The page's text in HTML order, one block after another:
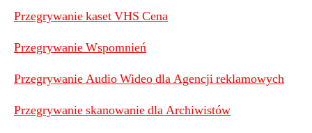
Przegrywanie kaset VHS Cena
Przegrywanie Wspomnień
Przegrywanie Audio Wideo dla Agencji reklamowych
Przegrywanie skanowanie dla Archiwistów